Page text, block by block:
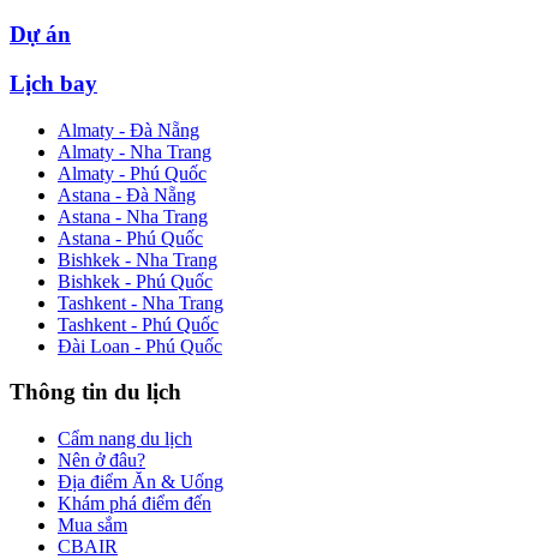
Dự án
Lịch bay
Almaty - Đà Nẵng
Almaty - Nha Trang
Almaty - Phú Quốc
Astana - Đà Nẵng
Astana - Nha Trang
Astana - Phú Quốc
Bishkek - Nha Trang
Bishkek - Phú Quốc
Tashkent - Nha Trang
Tashkent - Phú Quốc
Đài Loan - Phú Quốc
Thông tin du lịch
Cẩm nang du lịch
Nên ở đâu?
Địa điểm Ăn & Uống
Khám phá điểm đến
Mua sắm
CBAIR